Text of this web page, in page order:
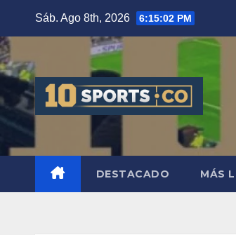
Sáb. Ago 8th, 2026 6:15:04 PM
DESTACADO MÁS